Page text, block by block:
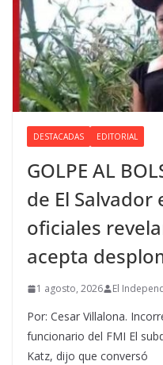
DESTACADAS EDITORIAL
GOLPE AL
de El Salvador
oficiales
acepta
1 agosto, 2026 El
Por: Cesar Villalona.
funcionario del FMI El
Katz, dijo que conversó